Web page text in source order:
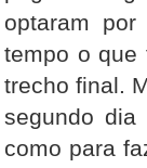
optaram
tempo o que
trecho final.
segundo
como para